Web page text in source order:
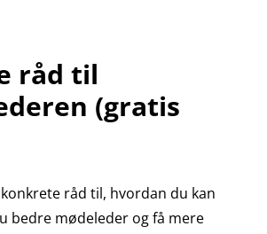
råd til
(gratis
råd til, hvordan du kan
bedre mødeleder og få mere